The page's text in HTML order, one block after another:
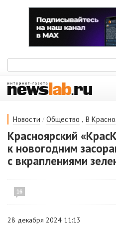
Новости / Общество , В
Красноярский
к новогодним
с вкраплениями
16
28 декабря 2024 11:13